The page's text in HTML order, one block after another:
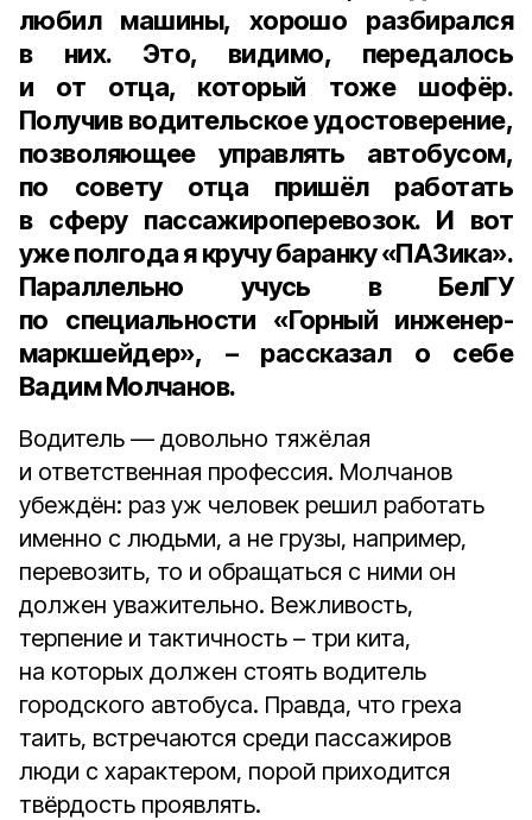
любил машины, хорошо разбирался
в них. Это, видимо, передалось
и от отца, который тоже шофёр.
Получив водительское удостоверение,
позволяющее управлять автобусом,
по совету отца пришёл работать
в сферу пассажироперевозок. И вот
уже полгода я кручу баранку «ПАЗика».
Параллельно учусь в БелГУ
по специальности «Горный инженер-
маркшейдер», – рассказал о себе
Вадим Молчанов.
Водитель — довольно тяжёлая
и ответственная профессия. Молчанов
убеждён: раз уж человек решил работать
именно с людьми, а не грузы, например,
перевозить, то и обращаться с ними он
должен уважительно. Вежливость,
терпение и тактичность – три кита,
на которых должен стоять водитель
городского автобуса. Правда, что греха
таить, встречаются среди пассажиров
люди с характером, порой приходится
твёрдость проявлять.